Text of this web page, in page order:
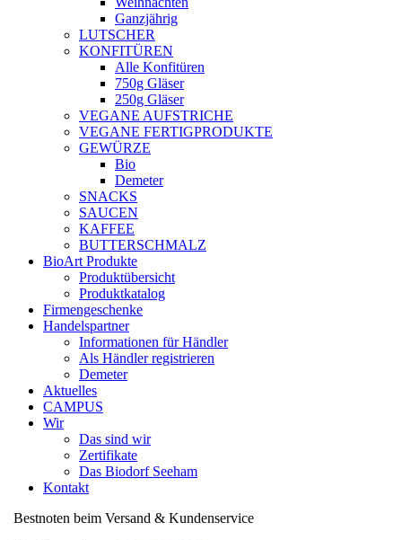
Ganzjährig
LUTSCHER
KONFITÜREN
Alle Konfitüren
750g Gläser
250g Gläser
VEGANE AUFSTRICHE
VEGANE FERTIGPRODUKTE
GEWÜRZE
Bio
Demeter
SNACKS
SAUCEN
KAFFEE
BUTTERSCHMALZ
BioArt Produkte
Produktübersicht
Produktkatalog
Firmengeschenke
Handelspartner
Informationen für Händler
Als Händler registrieren
Demeter
Aktuelles
CAMPUS
Wir
Das sind wir
Zertifikate
Das Biodorf Seeham
Kontakt
Bestnoten beim Versand & Kundenservice